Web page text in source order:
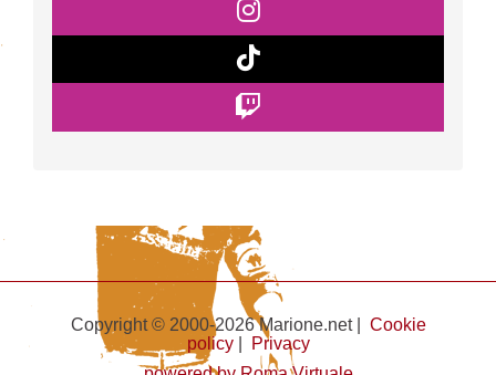
Copyright © 2000-2026 Marione.net | Cookie
policy|
Privacy